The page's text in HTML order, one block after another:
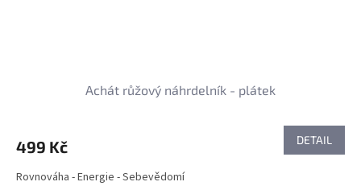
Achát růžový náhrdelník - plátek
499 Kč DETAIL
Rovnováha - Energie - Sebevědomí